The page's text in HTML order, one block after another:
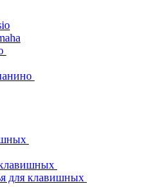
для клавишных